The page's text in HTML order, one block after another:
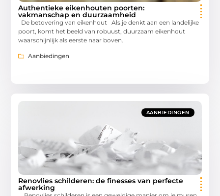
Authentieke eikenhouten poorten:
vakmanschap en duurzaamheid
De betovering van eikenhout Als je denkt aan een landelijke
poort, komt het beeld van robuust, duurzaam eikenhout
waarschijnlijk als eerste naar boven.
Aanbiedingen
AANBIEDINGEN
Renovlies schilderen: de finesses van perfecte
afwerking